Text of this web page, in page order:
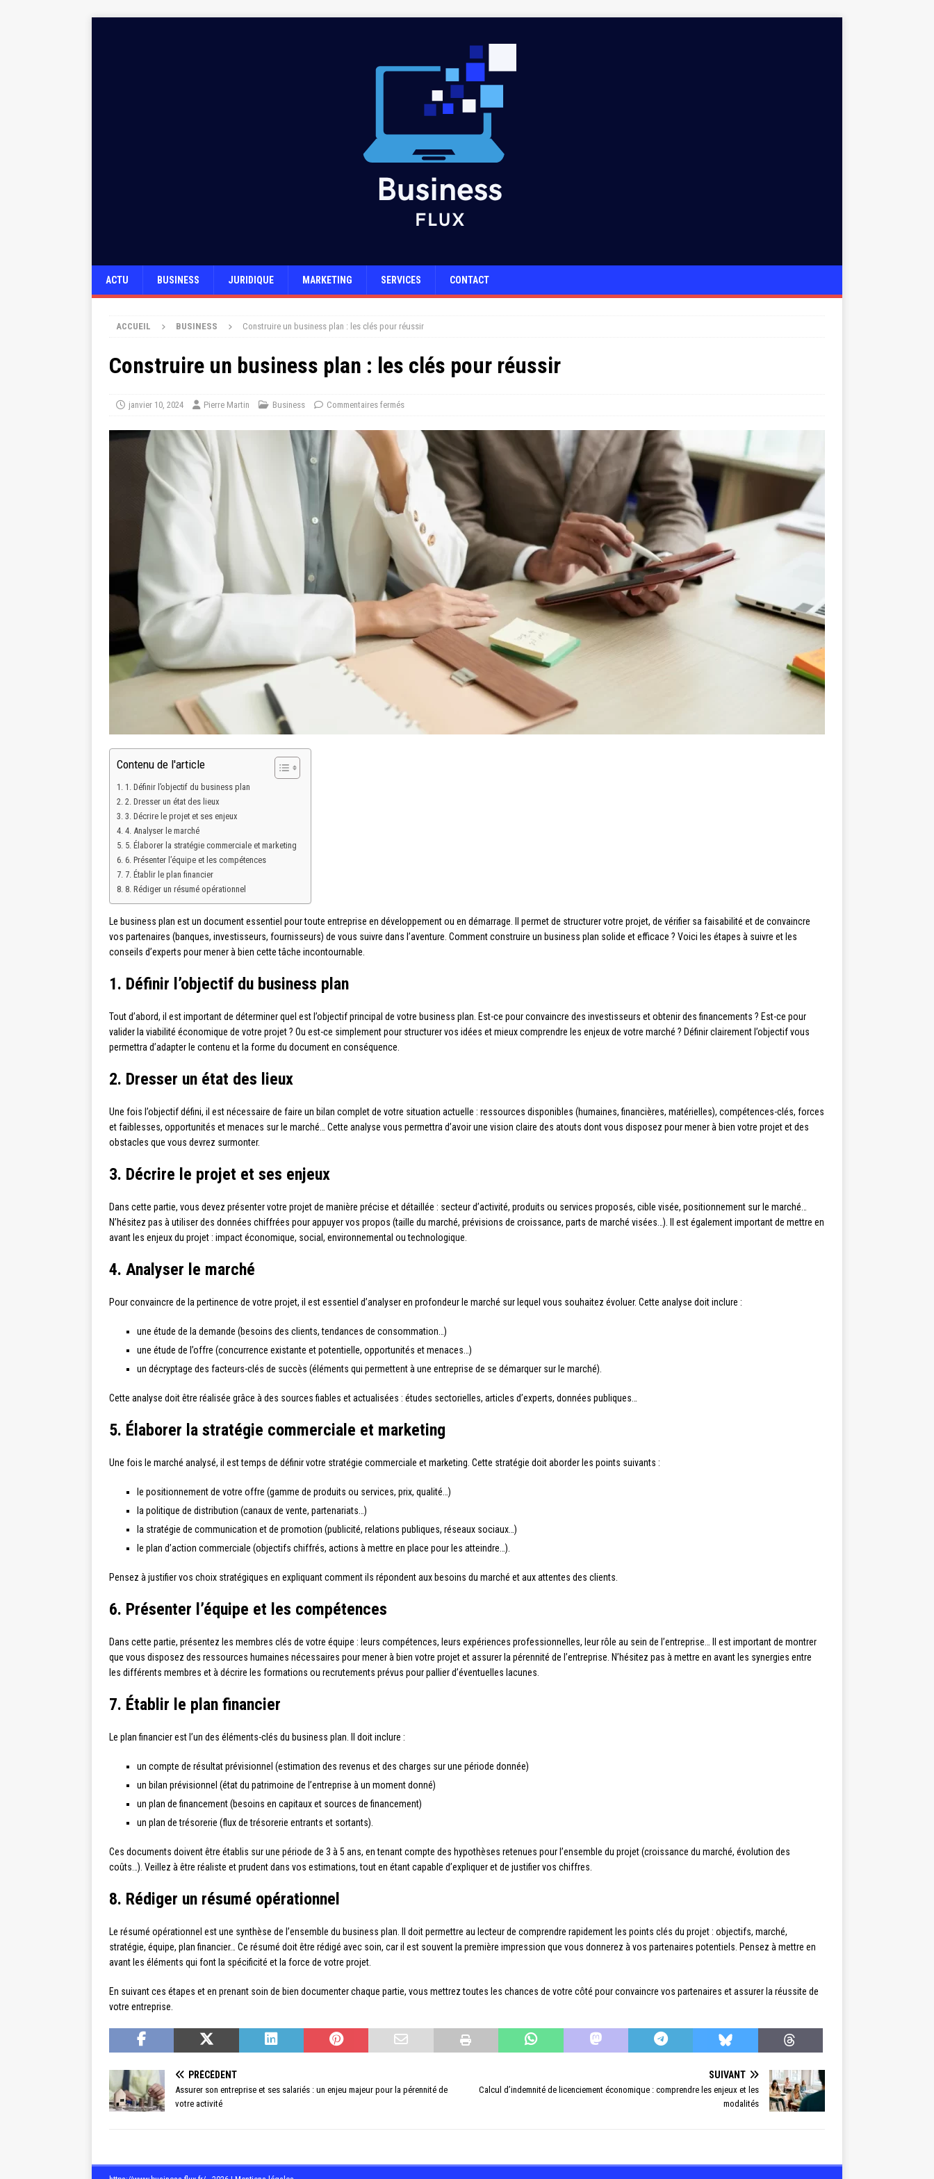
ACTU BUSINESS JURIDIQUE MARKETING SERVICES CONTACT
ACCUEIL BUSINESS Construire un business plan : les clés pour réussir
Construire un business plan : les clés pour réussir
janvier 10, 2024 Pierre Martin Business Commentaires fermés
Contenu de l'article
1. Définir l’objectif du business plan
2. Dresser un état des lieux
3. Décrire le projet et ses enjeux
4. Analyser le marché
5. Élaborer la stratégie commerciale et marketing
6. Présenter l’équipe et les compétences
7. Établir le plan financier
8. Rédiger un résumé opérationnel
Le business plan est un document essentiel pour toute entreprise en développement ou en démarrage. Il permet de structurer votre projet, de vérifier sa faisabilité et de convaincre
vos partenaires (banques, investisseurs, fournisseurs) de vous suivre dans l’aventure. Comment construire un business plan solide et efficace ? Voici les étapes à suivre et les
conseils d’experts pour mener à bien cette tâche incontournable.
1. Définir l’objectif du business plan
Tout d’abord, il est important de déterminer quel est l’objectif principal de votre business plan. Est-ce pour convaincre des investisseurs et obtenir des financements ? Est-ce pour
valider la viabilité économique de votre projet ? Ou est-ce simplement pour structurer vos idées et mieux comprendre les enjeux de votre marché ? Définir clairement l’objectif vous
permettra d’adapter le contenu et la forme du document en conséquence.
2. Dresser un état des lieux
Une fois l’objectif défini, il est nécessaire de faire un bilan complet de votre situation actuelle : ressources disponibles (humaines, financières, matérielles), compétences-clés, forces
et faiblesses, opportunités et menaces sur le marché… Cette analyse vous permettra d’avoir une vision claire des atouts dont vous disposez pour mener à bien votre projet et des
obstacles que vous devrez surmonter.
3. Décrire le projet et ses enjeux
Dans cette partie, vous devez présenter votre projet de manière précise et détaillée : secteur d’activité, produits ou services proposés, cible visée, positionnement sur le marché…
N’hésitez pas à utiliser des données chiffrées pour appuyer vos propos (taille du marché, prévisions de croissance, parts de marché visées…). Il est également important de mettre en
avant les enjeux du projet : impact économique, social, environnemental ou technologique.
4. Analyser le marché
Pour convaincre de la pertinence de votre projet, il est essentiel d’analyser en profondeur le marché sur lequel vous souhaitez évoluer. Cette analyse doit inclure :
une étude de la demande (besoins des clients, tendances de consommation…)
une étude de l’offre (concurrence existante et potentielle, opportunités et menaces…)
un décryptage des facteurs-clés de succès (éléments qui permettent à une entreprise de se démarquer sur le marché).
Cette analyse doit être réalisée grâce à des sources fiables et actualisées : études sectorielles, articles d’experts, données publiques…
5. Élaborer la stratégie commerciale et marketing
Une fois le marché analysé, il est temps de définir votre stratégie commerciale et marketing. Cette stratégie doit aborder les points suivants :
le positionnement de votre offre (gamme de produits ou services, prix, qualité…)
la politique de distribution (canaux de vente, partenariats…)
la stratégie de communication et de promotion (publicité, relations publiques, réseaux sociaux…)
le plan d’action commerciale (objectifs chiffrés, actions à mettre en place pour les atteindre…).
Pensez à justifier vos choix stratégiques en expliquant comment ils répondent aux besoins du marché et aux attentes des clients.
6. Présenter l’équipe et les compétences
Dans cette partie, présentez les membres clés de votre équipe : leurs compétences, leurs expériences professionnelles, leur rôle au sein de l’entreprise… Il est important de montrer
que vous disposez des ressources humaines nécessaires pour mener à bien votre projet et assurer la pérennité de l’entreprise. N’hésitez pas à mettre en avant les synergies entre
les différents membres et à décrire les formations ou recrutements prévus pour pallier d’éventuelles lacunes.
7. Établir le plan financier
Le plan financier est l’un des éléments-clés du business plan. Il doit inclure :
un compte de résultat prévisionnel (estimation des revenus et des charges sur une période donnée)
un bilan prévisionnel (état du patrimoine de l’entreprise à un moment donné)
un plan de financement (besoins en capitaux et sources de financement)
un plan de trésorerie (flux de trésorerie entrants et sortants).
Ces documents doivent être établis sur une période de 3 à 5 ans, en tenant compte des hypothèses retenues pour l’ensemble du projet (croissance du marché, évolution des
coûts…). Veillez à être réaliste et prudent dans vos estimations, tout en étant capable d’expliquer et de justifier vos chiffres.
8. Rédiger un résumé opérationnel
Le résumé opérationnel est une synthèse de l’ensemble du business plan. Il doit permettre au lecteur de comprendre rapidement les points clés du projet : objectifs, marché,
stratégie, équipe, plan financier… Ce résumé doit être rédigé avec soin, car il est souvent la première impression que vous donnerez à vos partenaires potentiels. Pensez à mettre en
avant les éléments qui font la spécificité et la force de votre projet.
En suivant ces étapes et en prenant soin de bien documenter chaque partie, vous mettrez toutes les chances de votre côté pour convaincre vos partenaires et assurer la réussite de
votre entreprise.
PRÉCÉDENT
Assurer son entreprise et ses salariés : un enjeu majeur pour la pérennité de
votre activité
SUIVANT
Calcul d’indemnité de licenciement économique : comprendre les enjeux et les
modalités